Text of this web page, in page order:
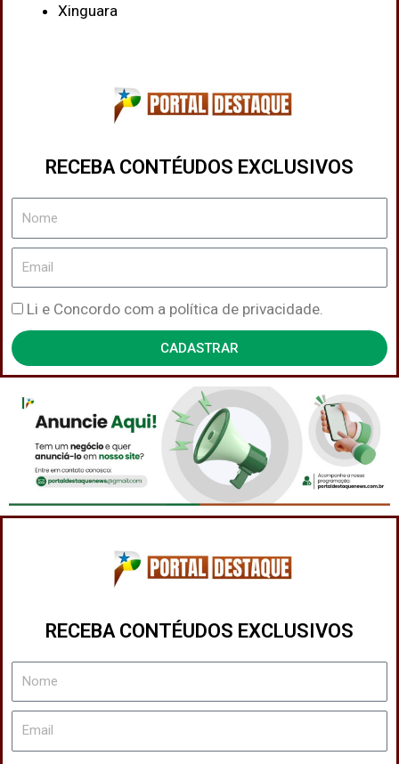
Xinguara
RECEBA CONTÉUDOS EXCLUSIVOS
Nome
Email
Política
de
Privacidade
Li e Concordo com a política de privacidade.
CADASTRAR
RECEBA CONTÉUDOS EXCLUSIVOS
Nome
Email